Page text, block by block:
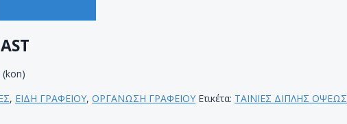
, ΕΙΔΗ ΓΡΑΦΕΙΟΥ, ΟΡΓΑΝΩΣΗ ΓΡΑΦΕΙΟΥ Ετικέτα: ΤΑΙΝΙΕΣ ΔΙΠΛΗΣ ΟΨΕΩΣ